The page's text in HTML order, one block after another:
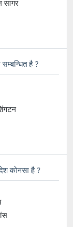
सागर
है ?
कोनसा है ?